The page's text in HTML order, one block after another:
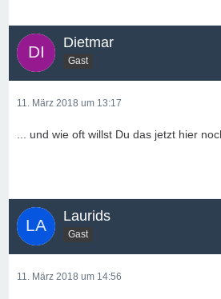
Dietmar
Gast
11. März 2018 um 13:17
... und wie oft willst Du das jetzt hier
Laurids
Gast
11. März 2018 um 14:56